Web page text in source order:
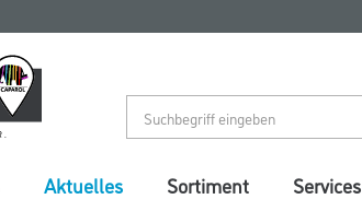
Aktuelles Sortiment Services